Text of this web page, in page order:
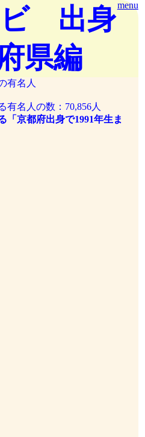
menu
ビ 出身
県編
有名人
有名人の数：70,856人
「京都府出身で1991年生ま